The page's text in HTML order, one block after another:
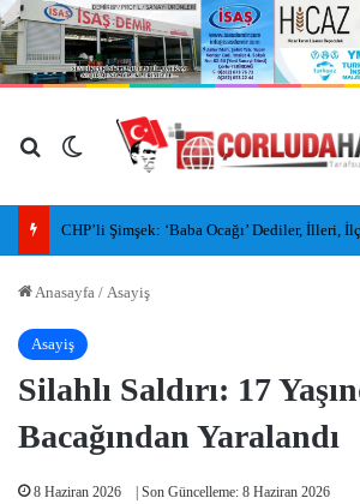
Arama yap ...
Dış görünümü değiştir
Anasayfa / Asayiş
Asayiş
Silahlı Saldırı: 17
Bacağından Yaralandı
8 Haziran 2026 | Son Güncelleme: 8 Haziran 2026